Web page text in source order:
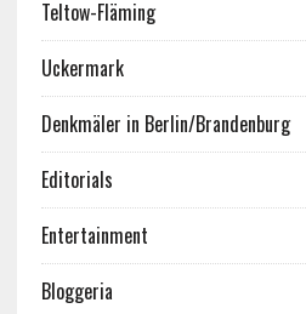
Teltow-Fläming
Uckermark
Denkmäler in Berlin/Brandenburg
Editorials
Entertainment
Bloggeria